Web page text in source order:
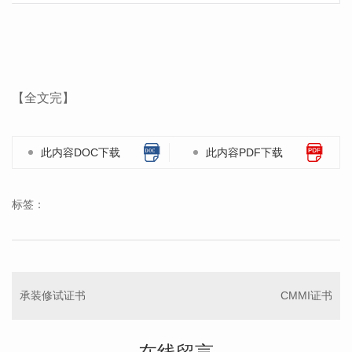
【全文完】
此内容DOC下载 此内容PDF下载
标签：
承装修试证书 CMMI证书